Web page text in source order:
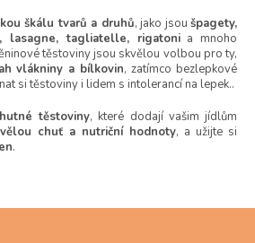
p
r
v
k
v
ý
škálu tvarů a druhů, jako jsou špagety,
lasagne, tagliatelle, rigatonia mnoho
těstoviny jsou skvělou volbou pro ty,
vlákniny a bílkovin, zatímco bezlepkové
si těstoviny i lidem s intolerancí na lepek..
těstoviny, které dodají vašim jídlům
chuť a nutriční hodnoty, a užijte si
.